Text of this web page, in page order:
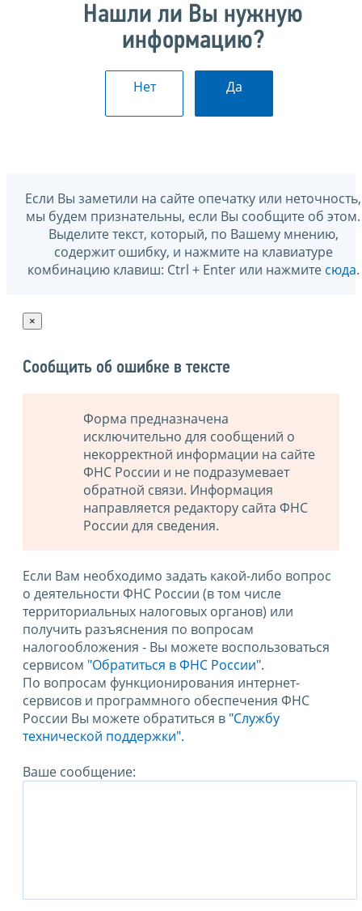
Нашли ли Вы нужную
информацию?
Нет Да
Если Вы заметили на сайте опечатку или неточность,
мы будем признательны, если Вы сообщите об этом.
Выделите текст, который, по Вашему мнению,
содержит ошибку, и нажмите на клавиатуре
комбинацию клавиш: Ctrl + Enter или нажмите сюда.
×
Сообщить об ошибке в тексте
Форма предназначена
исключительно для сообщений о
некорректной информации на сайте
ФНС России и не подразумевает
обратной связи. Информация
направляется редактору сайта ФНС
России для сведения.
Если Вам необходимо задать какой-либо вопрос
о деятельности ФНС России (в том числе
территориальных налоговых органов) или
получить разъяснения по вопросам
налогообложения - Вы можете воспользоваться
сервисом "Обратиться в ФНС России".
По вопросам функционирования интернет-
сервисов и программного обеспечения ФНС
России Вы можете обратиться в "Службу
технической поддержки".
Ваше сообщение: